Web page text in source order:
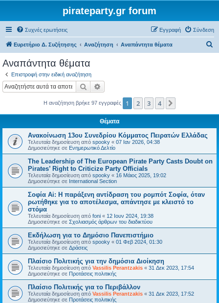
pirateparty.gr forum
Συχνές ερωτήσεις Σύνδεση
Εγγραφή
Ευρετήριο Δ. Συζήτησης Αναζήτηση Αναπάντητα θέματα
η
Αναπάντητα θέματα
Επιστροφή στην ειδική αναζήτηση
Αναζήτηση
Η αναζήτηση βρήκε 97 εγγραφές 1 2 3 4
Θέματα
Ανακοίνωση 13ου Συνεδρίου Κόμματος Πειρατών Ελλάδας
Τελευταία δημοσίευση από spooky « 07 Ιαν 2026, 04:38
Δημοσιεύτηκε σε Ενημερωτικό Δελτίο
The Leadership of The European Pirate Party Casts Doubt on
Pirates’ Right to Criticize Party Officials
Τελευταία δημοσίευση από spooky « 16 Μάιος 2025, 19:02
Δημοσιεύτηκε σε International Section
Σοφία Ai: Η παράξενη αντίδραση του ρομπότ Σοφία, όταν
ρωτήθηκε για το αποτέλεσμα, απάντησε με κλειστό το
στόμα
Τελευταία δημοσίευση από foni « 12 Ιουν 2024, 19:38
Δημοσιεύτηκε σε Σχολιασμός άρθρων του διαδικτύου
Εκδήλωση για το Δημόσιο Πανεπιστήμιο
Τελευταία δημοσίευση από spooky « 01 Φεβ 2024, 01:30
Δημοσιεύτηκε σε Δράσεις
Πλαίσιο Πολιτικής για την δημόσια Διοίκηση
Τελευταία δημοσίευση από Vassilis Perantzakis « 31 Δεκ 2023, 17:54
Δημοσιεύτηκε σε Προτάσεις πολιτικής
Πλαίσιο Πολιτικής για το Περιβάλλον
Τελευταία δημοσίευση από Vassilis Perantzakis « 31 Δεκ 2023, 17:52
Δημοσιεύτηκε σε Προτάσεις πολιτικής